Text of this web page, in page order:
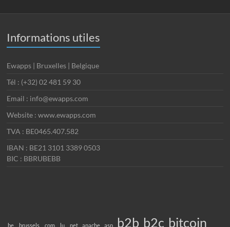
Informations utiles
Ewapps | Bruxelles | Belgique
Tél : (+32) 02 481 59 30
Email : info@ewapps.com
Website : www.ewapps.com
TVA : BE0465.407.582
IBAN : BE21 3101 3389 0503
BIC : BBRUBEBB
.be .brussels .com .lu .net apache asp b2b b2c bitcoin